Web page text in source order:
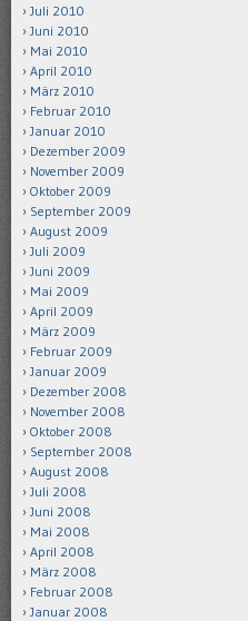
Juli 2010
Juni 2010
Mai 2010
April 2010
März 2010
Februar 2010
Januar 2010
Dezember 2009
November 2009
Oktober 2009
September 2009
August 2009
Juli 2009
Juni 2009
Mai 2009
April 2009
März 2009
Februar 2009
Januar 2009
Dezember 2008
November 2008
Oktober 2008
September 2008
August 2008
Juli 2008
Juni 2008
Mai 2008
April 2008
März 2008
Februar 2008
Januar 2008